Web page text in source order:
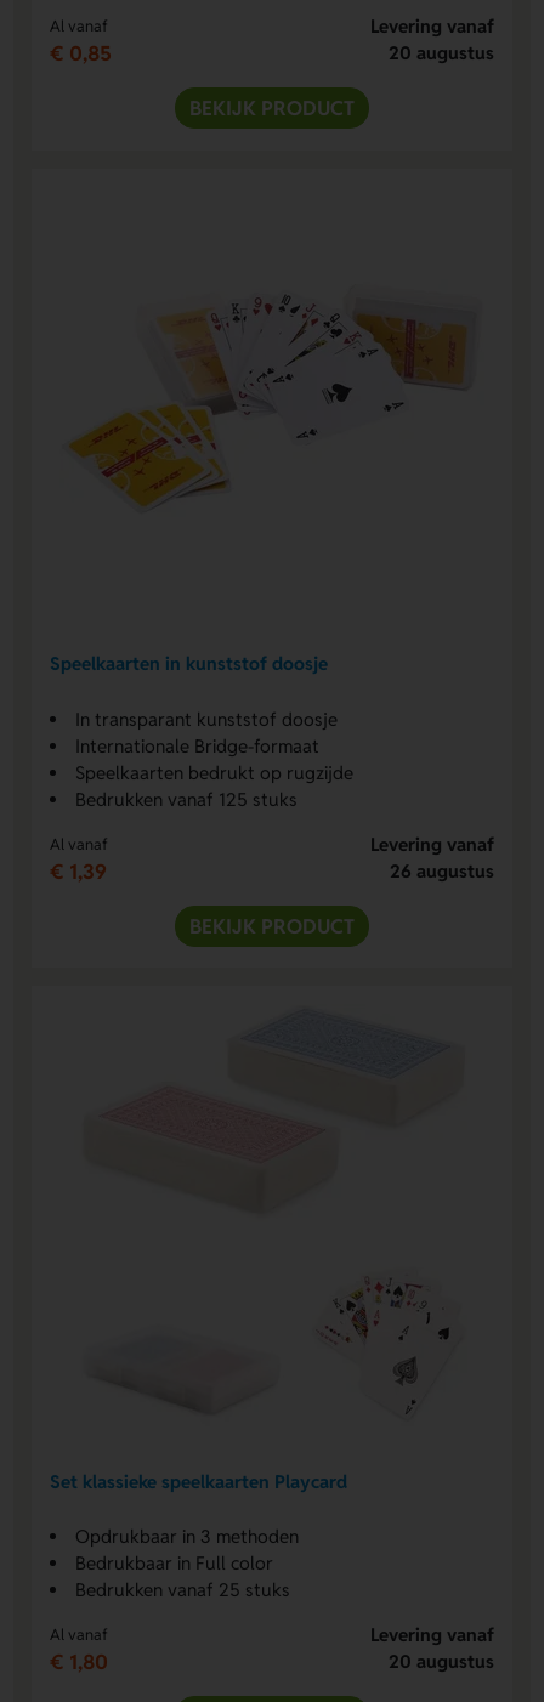
Al vanaf
€ 0,85
Levering vanaf
20 augustus
BEKIJK PRODUCT
Speelkaarten in kunststof doosje
In transparant kunststof doosje
Internationale Bridge-formaat
Speelkaarten bedrukt op rugzijde
Bedrukken vanaf 125 stuks
Al vanaf
€ 1,39
Levering vanaf
26 augustus
BEKIJK PRODUCT
Set klassieke speelkaarten Playcard
Opdrukbaar in 3 methoden
Bedrukbaar in Full color
Bedrukken vanaf 25 stuks
Al vanaf
€ 1,80
Levering vanaf
20 augustus